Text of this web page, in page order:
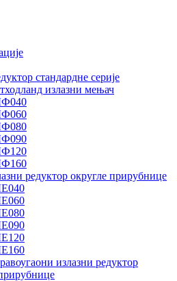
стандардне серије
излазни мењач
редуктор округле прирубнице
излазни редуктор